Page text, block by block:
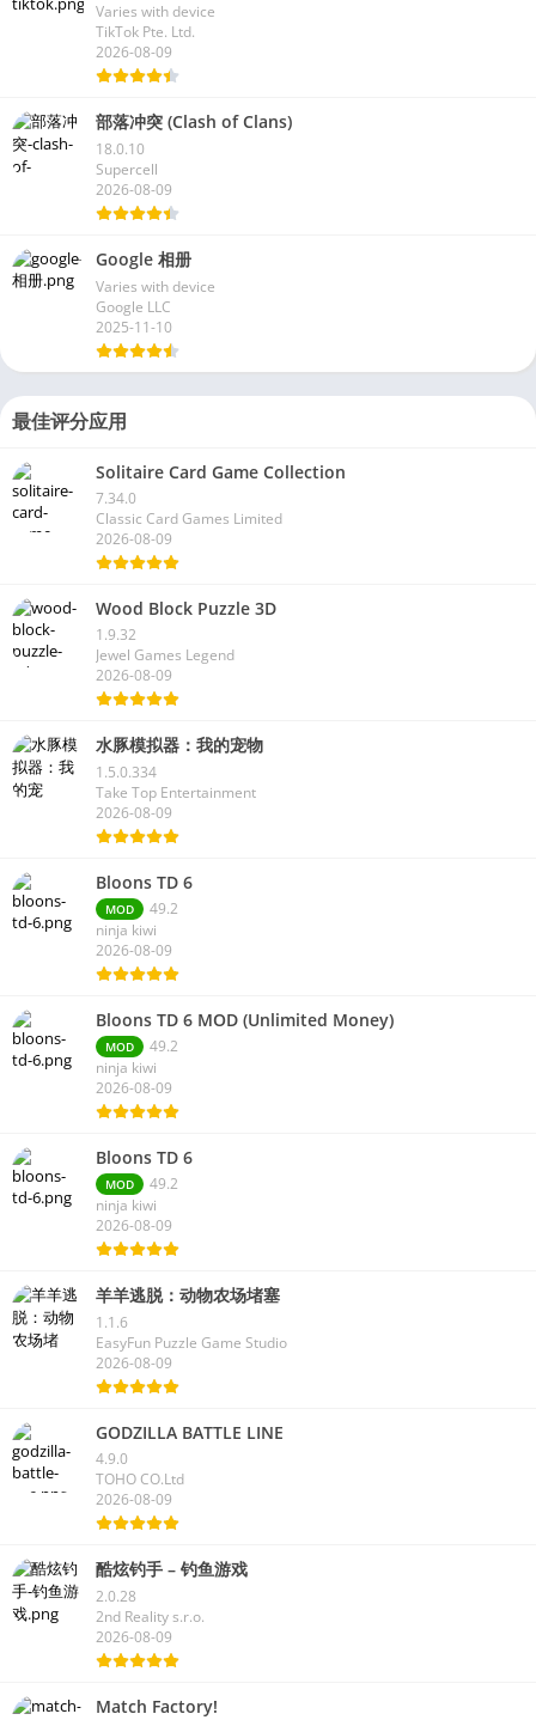
Varies with device
TikTok Pte. Ltd.
2026-08-09
部落冲突 (Clash of Clans)
18.0.10
Supercell
2026-08-09
Google 相册
Varies with device
Google LLC
2025-11-10
最佳评分应用
Solitaire Card Game Collection
7.34.0
Classic Card Games Limited
2026-08-09
Wood Block Puzzle 3D
1.9.32
Jewel Games Legend
2026-08-09
水豚模拟器：我的宠物
1.5.0.334
Take Top Entertainment
2026-08-09
Bloons TD 6
MOD
49.2
ninja kiwi
2026-08-09
Bloons TD 6 MOD (Unlimited Money)
MOD
49.2
ninja kiwi
2026-08-09
Bloons TD 6
MOD
49.2
ninja kiwi
2026-08-09
羊羊逃脱：动物农场堵塞
1.1.6
EasyFun Puzzle Game Studio
2026-08-09
GODZILLA BATTLE LINE
4.9.0
TOHO CO.Ltd
2026-08-09
酷炫钓手 – 钓鱼游戏
2.0.28
2nd Reality s.r.o.
2026-08-09
Match Factory!